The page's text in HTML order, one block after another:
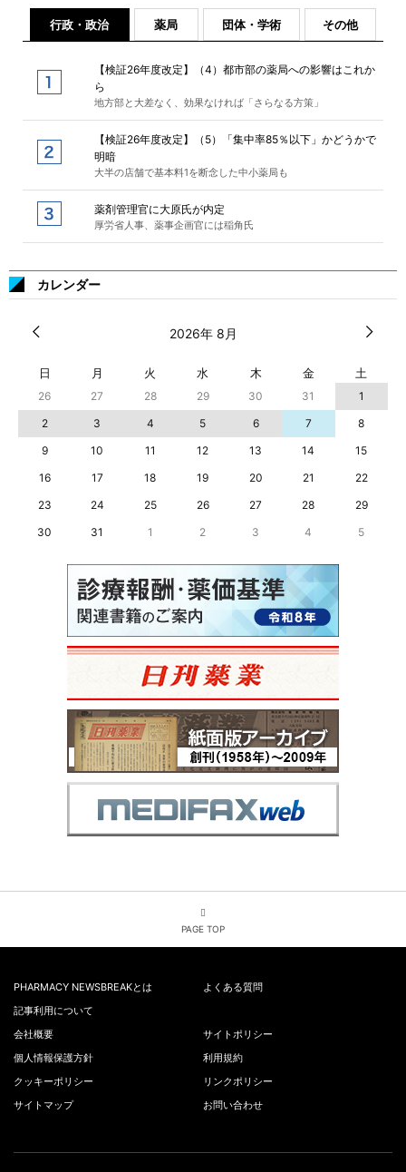
行政・政治 薬局 団体・学術 その他
【検証26年度改定】（4）都市部の薬局への影響はこれか
ら
地方部と大差なく、効果なければ「さらなる方策」
【検証26年度改定】（5）「集中率85％以下」かどうかで
明暗
大半の店舗で基本料1を断念した中小薬局も
薬剤管理官に大原氏が内定
厚労省人事、薬事企画官には稲角氏
カレンダー
2026年 8月
日 月 火 水 木 金 土
26 27 28 29 30 31
1
2
3 4 5 6 7
8
9
10 11 12 13 14
15
16
17 18 19 20 21
22
23
24 25 26 27 28
29
30
31 1 2 3 4 5
PAGE TOP
PHARMACY NEWSBREAKとは
よくある質問
記事利用について
会社概要
サイトポリシー
個人情報保護方針
利用規約
クッキーポリシー
リンクポリシー
サイトマップ
お問い合わせ